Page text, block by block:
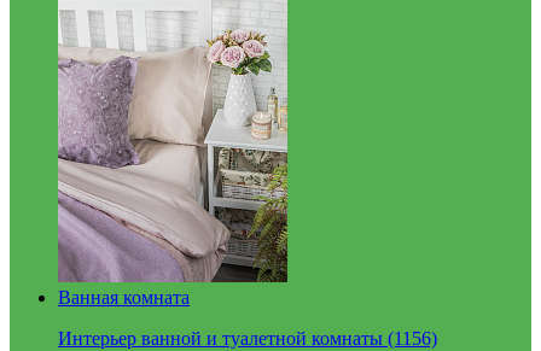
Ванная комната
Интерьер ванной и туалетной комнаты (1156)